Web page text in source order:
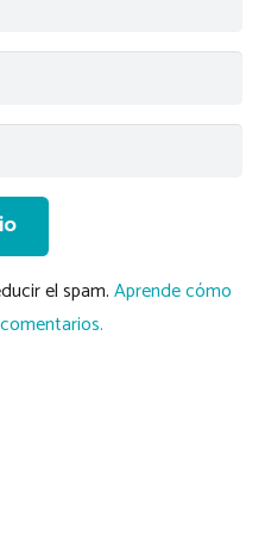
el spam.Aprende cómo